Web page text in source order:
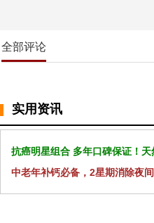
全部评论
实用资讯
抗癌明星组合 多年口碑保证！
中老年补钙必备，2星期消除夜